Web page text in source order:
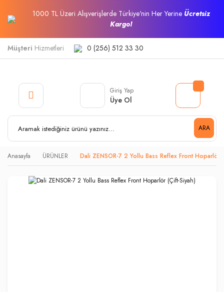
1000 TL Üzeri Alışverişlerde Türkiye'nin Her Yerine Ücretsiz
Kargo!
Müşteri Hizmetleri 0 (256) 512 33 30
ARA
Giriş Yap
Üye Ol
Anasayfa ÜRÜNLER Dali ZENSOR-7 2 Yollu Bass Reflex Front Hoparlör